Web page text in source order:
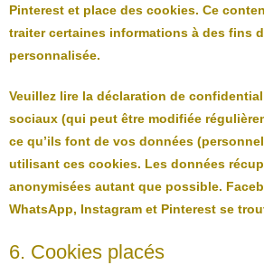
Pinterest et place des cookies. Ce
traiter certaines informations à des fins
personnalisée.
Veuillez lire la déclaration de
sociaux (qui peut être modifiée
ce qu’ils font de vos données
utilisant ces cookies. Les données
anonymisées autant que possible.
WhatsApp, Instagram et Pinterest se
6. Cookies placés